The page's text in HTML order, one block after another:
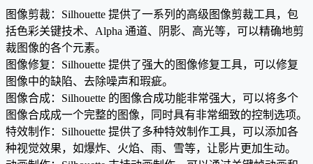
图像剪裁：Silhouette 提供了一系列的高级图像剪裁工具，包
括色彩关键技术、Alpha 通道、阴影、高光等，可以精确地剪
裁图像的各个元素。
图像修复：Silhouette 提供了强大的图像修复工具，可以修复
图像中的缺陷、去除噪声和瑕疵。
图像合成：Silhouette 的图像合成功能非常强大，可以将多个
图像合成成一个完整的图像，同时具有非常细致的控制选项。
特效制作：Silhouette 提供了多种特效制作工具，可以添加各
种视觉效果，如爆炸、火焰、雨、雪等，让影片更加生动。